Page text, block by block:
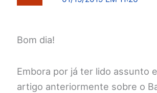
Bom dia!
Embora por já ter lido assunto
artigo anteriormente sobre o